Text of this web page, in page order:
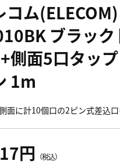
コム
ブラック
側面5口タッ
1m
面に計10個口の2ピン式差込
円 （税込）